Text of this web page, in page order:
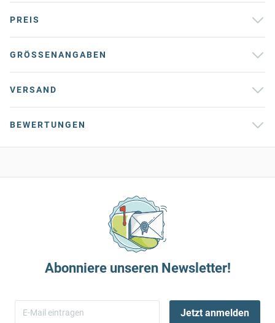
PREIS
GRÖSSENANGABEN
VERSAND
BEWERTUNGEN
Abonniere unseren Newsletter!
Jetzt anmelden